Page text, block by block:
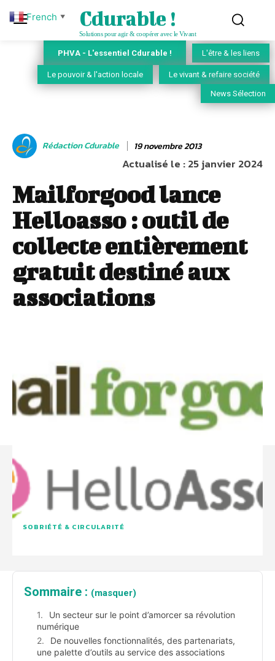
Cdurable !
Solutions pour agir & coopérer avec le Vivant
PHVA - L'essentiel Cdurable ! L'être & les liens
Le pouvoir & l'action locale Le vivant & refaire société
News Sélection
Rédaction Cdurable 19 novembre 2013
Actualisé le :25 janvier 2024
Mailforgood lance
Helloasso : outil de
collecte entièrement
gratuit destiné aux
associations
SOBRIÉTÉ & CIRCULARITÉ
Sommaire : (masquer)
Un secteur sur le point d’amorcer sa révolution
numérique
De nouvelles fonctionnalités, des partenariats,
une palette d’outils au service des associations
French ▼